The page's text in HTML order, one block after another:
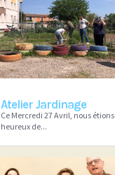
Atelier Jardinage
Ce Mercredi 27 Avril, nous étions
heureux de...